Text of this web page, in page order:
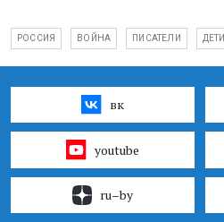
РОССИЯ ВОЙНА ПИСАТЕЛИ ДЕТИ
вк
youtube
ru–by